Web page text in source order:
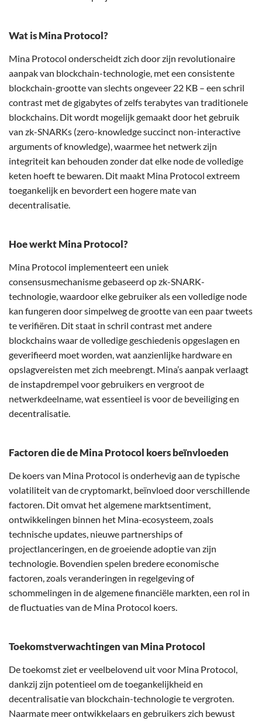
Wat is Mina Protocol?
Mina Protocol onderscheidt zich door zijn revolutionaire
aanpak van blockchain-technologie, met een consistente
blockchain-grootte van slechts ongeveer 22 KB – een schril
contrast met de gigabytes of zelfs terabytes van traditionele
blockchains. Dit wordt mogelijk gemaakt door het gebruik
van zk-SNARKs (zero-knowledge succinct non-interactive
arguments of knowledge), waarmee het netwerk zijn
integriteit kan behouden zonder dat elke node de volledige
keten hoeft te bewaren. Dit maakt Mina Protocol extreem
toegankelijk en bevordert een hogere mate van
decentralisatie.
Hoe werkt Mina Protocol?
Mina Protocol implementeert een uniek
consensusmechanisme gebaseerd op zk-SNARK-
technologie, waardoor elke gebruiker als een volledige node
kan fungeren door simpelweg de grootte van een paar tweets
te verifiëren. Dit staat in schril contrast met andere
blockchains waar de volledige geschiedenis opgeslagen en
geverifieerd moet worden, wat aanzienlijke hardware en
opslagvereisten met zich meebrengt. Mina’s aanpak verlaagt
de instapdrempel voor gebruikers en vergroot de
netwerkdeelname, wat essentieel is voor de beveiliging en
decentralisatie.
Factoren die de Mina Protocol koers beïnvloeden
De koers van Mina Protocol is onderhevig aan de typische
volatiliteit van de cryptomarkt, beïnvloed door verschillende
factoren. Dit omvat het algemene marktsentiment,
ontwikkelingen binnen het Mina-ecosysteem, zoals
technische updates, nieuwe partnerships of
projectlanceringen, en de groeiende adoptie van zijn
technologie. Bovendien spelen bredere economische
factoren, zoals veranderingen in regelgeving of
schommelingen in de algemene financiële markten, een rol in
de fluctuaties van de Mina Protocol koers.
Toekomstverwachtingen van Mina Protocol
De toekomst ziet er veelbelovend uit voor Mina Protocol,
dankzij zijn potentieel om de toegankelijkheid en
decentralisatie van blockchain-technologie te vergroten.
Naarmate meer ontwikkelaars en gebruikers zich bewust